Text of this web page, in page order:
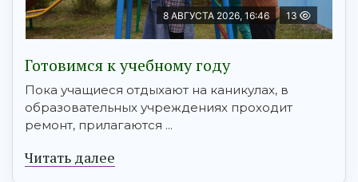
8 АВГУСТА 2026, 16:46 13
Готовимся к учебному году
Пока учащиеся отдыхают на каникулах, в
образовательных учреждениях проходит
ремонт, прилагаются ...
Читать далее